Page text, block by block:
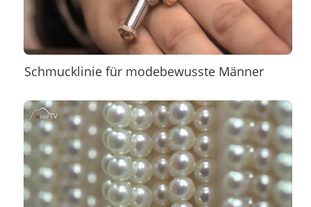
Schmucklinie für modebewusste Männer